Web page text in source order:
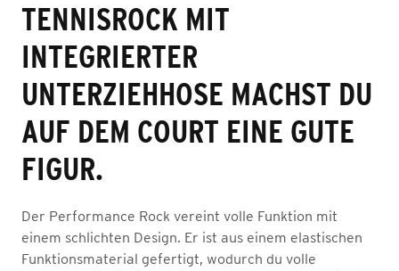
TENNISROCK MIT
INTEGRIERTER
UNTERZIEHHOSE MACHST DU
AUF DEM COURT EINE GUTE
FIGUR.
Der Performance Rock vereint volle Funktion mit
einem schlichten Design. Er ist aus einem elastischen
Funktionsmaterial gefertigt, wodurch du volle